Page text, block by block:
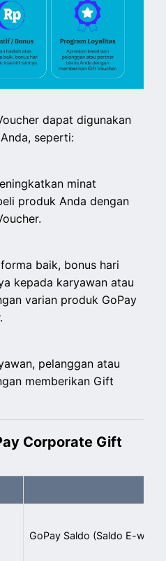
dapat digunakan
seperti:
minat
produk Anda dengan
baik, bonus hari
kepada karyawan atau
varian produk GoPay
pelanggan atau
memberikan Gift
Corporate Gift
GoPay Saldo (Saldo E-